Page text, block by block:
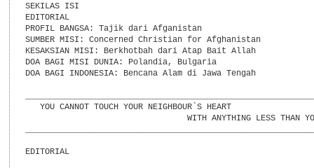
SEKILAS ISI
EDITORIAL
PROFIL BANGSA: Tajik dari Afganistan
SUMBER MISI: Concerned Christian for Afghanistan
KESAKSIAN MISI: Berkhotbah dari Atap Bait Allah
DOA BAGI MISI DUNIA: Polandia, Bulgaria
DOA BAGI INDONESIA: Bencana Alam di Jawa Tengah
   YOU CANNOT TOUCH YOUR NEIGHBOUR`S HEART
WITH ANYTHING LESS THAN
EDITORIAL